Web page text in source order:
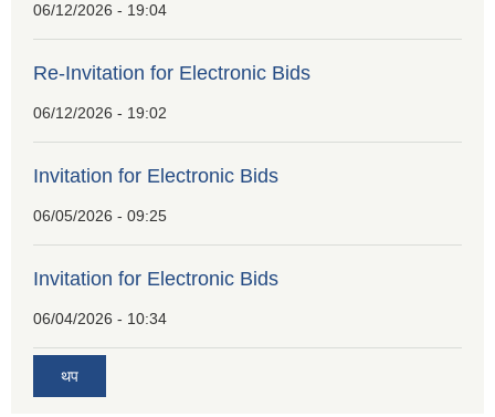
06/12/2026 - 19:04
Re-Invitation for Electronic Bids
06/12/2026 - 19:02
Invitation for Electronic Bids
06/05/2026 - 09:25
Invitation for Electronic Bids
06/04/2026 - 10:34
थप